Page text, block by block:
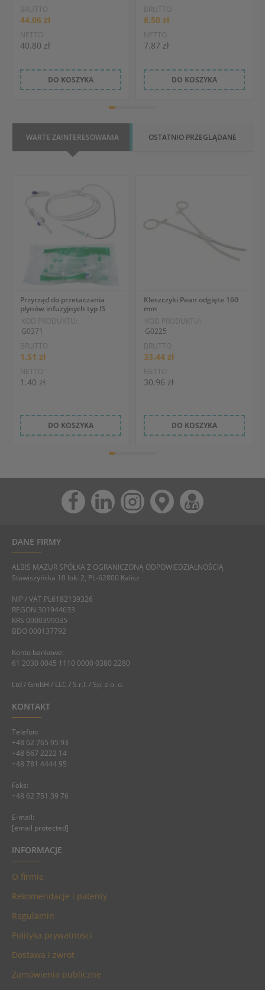
BRUTTO
44.06 zł
NETTO
40.80 zł
DO KOSZYKA
BRUTTO
8.50 zł
NETTO
7.87 zł
DO KOSZYKA
WARTE ZAINTERESOWANIA OSTATNIO PRZEGLĄDANE
Przyrząd do przetaczania
płynów infuzyjnych typ IS
KOD PRODUKTU:
G0371
BRUTTO
1.51 zł
NETTO
1.40 zł
DO KOSZYKA
Kleszczyki Pean odgięte 160
mm
KOD PRODUKTU:
G0225
BRUTTO
33.44 zł
NETTO
30.96 zł
DO KOSZYKA
DANE FIRMY
ALBIS MAZUR SPÓŁKA Z OGRANICZONĄ ODPOWIEDZIALNOŚCIĄ
Stawiszyńska 10 lok. 2, PL-62800 Kalisz
NIP / VAT PL6182139326
REGON 301944633
KRS 0000399035
BDO 000137792
Konto bankowe:
61 2030 0045 1110 0000 0380 2280
Ltd / GmbH / LLC / S.r.l. / Sp. z o. o.
KONTAKT
Telefon:
+48 62 765 95 93
+48 667 2222 14
+48 781 4444 95
Faks:
+48 62 751 39 76
E-mail:
[email protected]
INFORMACJE
O firmie
Rekomendacje i patenty
Regulamin
Polityka prywatności
Dostawa i zwrot
Zamówienia publiczne